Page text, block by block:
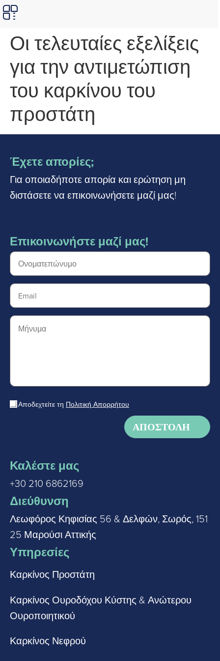
Οι τελευταίες εξελίξεις
για την αντιμετώπιση
του καρκίνου του
προστάτη
Έχετε απορίες;
Για οποιαδήποτε απορία και ερώτηση μη
διστάσετε να επικοινωνήσετε μαζί μας!
Επικοινωνήστε μαζί μας!
Αποδεχτείτε τη Πολιτική Απορρήτου
ΑΠΟΣΤΟΛΗ
Καλέστε μας
+30 210 6862169
Διεύθυνση
Λεωφόρος Κηφισίας 56 & Δελφών, Σωρός, 151
25 Μαρούσι Αττικής
Υπηρεσίες
Καρκίνος Προστάτη
Καρκίνος Ουροδόχου Κύστης & Ανώτερου
Ουροποιητικού
Καρκίνος Νεφρού